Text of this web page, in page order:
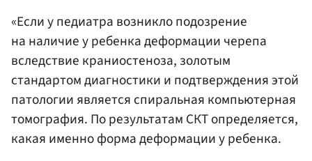
«Если у педиатра возникло подозрение
на наличие у ребенка деформации черепа
вследствие краниостеноза, золотым
стандартом диагностики и подтверждения этой
патологии является спиральная компьютерная
томография. По результатам СКТ определяется,
какая именно форма деформации у ребенка.